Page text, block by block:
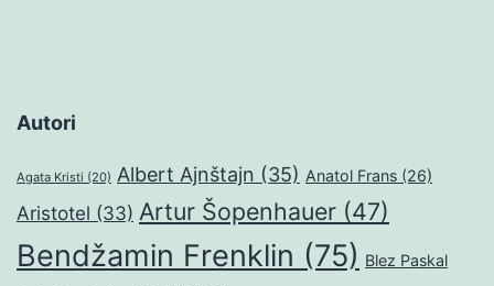
Autori
Agata Kristi (20) Albert Ajnštajn (35) Anatol Frans (26)
Aristotel (33) Artur Šopenhauer (47)
Bendžamin Frenklin (75) Blez Paskal